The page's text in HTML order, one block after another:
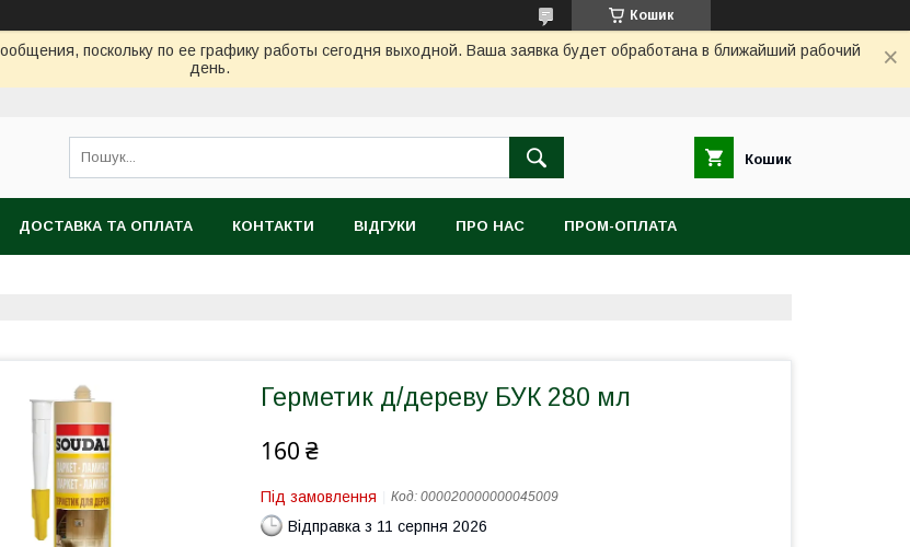
Кошик
поскольку по ее графику работы сегодня выходной. Ваша заявка будет обработана в ближайший рабочий
день.
Кошик
ДОСТАВКА ТА ОПЛАТА КОНТАКТИ ВІДГУКИ ПРО НАС ПРОМ-ОПЛАТА
Герметик д/дереву БУК 280 мл
160 ₴
Під замовлення Код: 000020000000045009
Відправка з 11 серпня 2026